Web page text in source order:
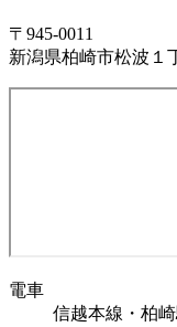
〒945-0011
新潟県柏崎市松波１
電車
信越本線・柏